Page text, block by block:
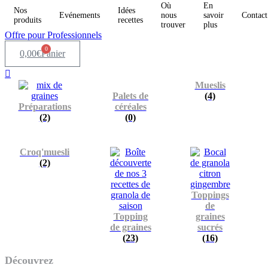
Nos
produits
Evénements
Idées
recettes
Où
nous
trouver
En
savoir
plus
Contact
Offre pour Professionnels
0,00€ 0
Panier
Préparations
(2)
Palets de
céréales
(0)
Mueslis
(4)
Croq'muesli
(2)
Topping
de graines
(23)
Toppings
de
graines
sucrés
(16)
Découvrez